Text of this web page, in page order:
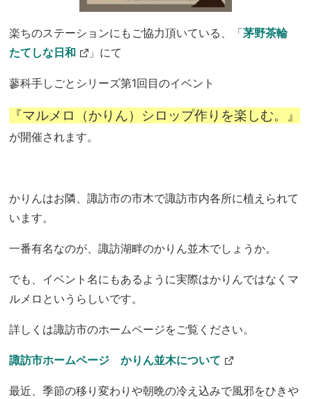
楽ちのステーションにもご協力頂いている、「茅野茶輪
たてしな日和
」にて
蓼科手しごとシリーズ第1回目のイベント
『マルメロ（かりん）シロップ作りを楽しむ。』
が開催されます。
かりんはお隣、諏訪市の市木で諏訪市内各所に植えられて
います。
一番有名なのが、諏訪湖畔のかりん並木でしょうか。
でも、イベント名にもあるように実際はかりんではなくマ
ルメロというらしいです。
詳しくは諏訪市のホームページをご覧ください。
諏訪市ホームページ かりん並木について
最近、季節の移り変わりや朝晩の冷え込みで風邪をひきや